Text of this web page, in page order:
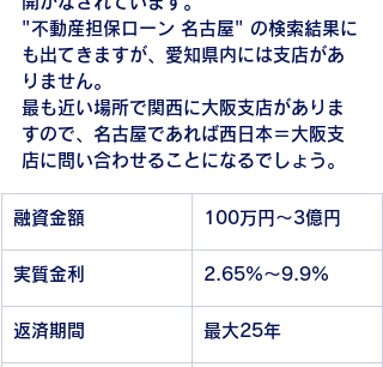
"不動産担保ローン 名古屋" の検索結果に
も出てきますが、愛知県内には支店があ
りません。
最も近い場所で関西に大阪支店がありま
すので、名古屋であれば西日本＝大阪支
店に問い合わせることになるでしょう。
融資金額 100万円〜3億円
実質金利 2.65%〜9.9%
返済期間 最大25年